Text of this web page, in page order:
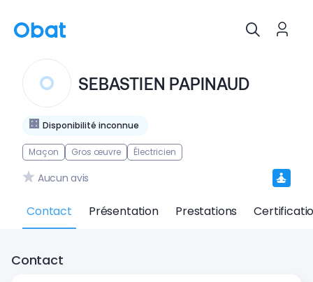
Disponibilité inconnue
SEBASTIEN PAPINAUD
Maçon Gros œuvre Électricien
Aucun avis
Contact Présentation Prestations
Contact